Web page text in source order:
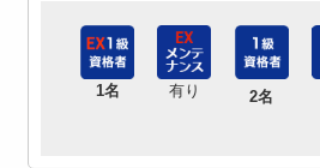
1名 有り 2名